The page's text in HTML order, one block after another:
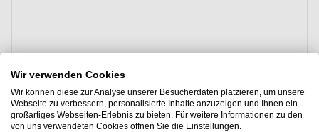
Wir verwenden Cookies
Wir können diese zur Analyse unserer Besucherdaten platzieren, um unsere
Webseite zu verbessern, personalisierte Inhalte anzuzeigen und Ihnen ein
großartiges Webseiten-Erlebnis zu bieten. Für weitere Informationen zu den
von uns verwendeten Cookies öffnen Sie die Einstellungen.